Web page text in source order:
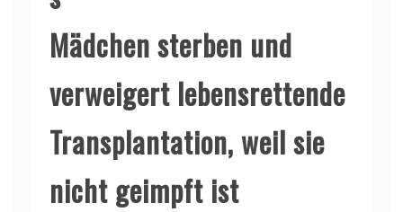
Mädchen sterben und
verweigert lebensrettende
Transplantation, weil sie
nicht geimpft ist